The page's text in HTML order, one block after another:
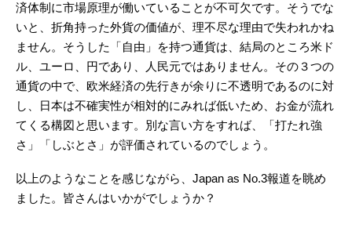
済体制に市場原理が働いていることが不可欠です。そうでな
いと、折角持った外貨の価値が、理不尽な理由で失われかね
ません。そうした「自由」を持つ通貨は、結局のところ米ド
ル、ユーロ、円であり、人民元ではありません。その３つの
通貨の中で、欧米経済の先行きが余りに不透明であるのに対
し、日本は不確実性が相対的にみれば低いため、お金が流れ
てくる構図と思います。別な言い方をすれば、「打たれ強
さ」「しぶとさ」が評価されているのでしょう。
以上のようなことを感じながら、Japan as No.3報道を眺め
ました。皆さんはいかがでしょうか？